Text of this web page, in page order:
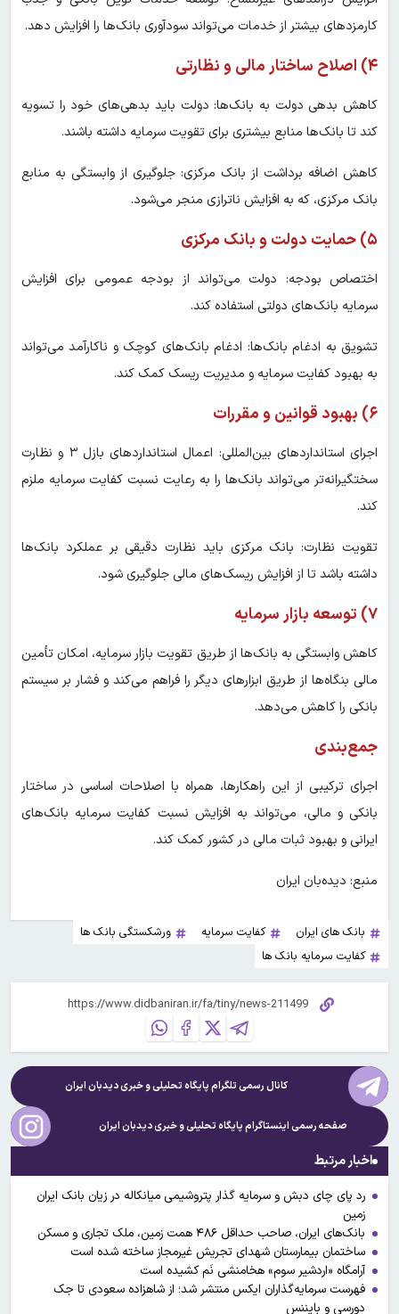
کارمزدهای بیشتر از خدمات می‌تواند سودآوری بانک‌ها را افزایش دهد.
۴) اصلاح ساختار مالی و نظارتی
کاهش بدهی دولت به بانک‌ها: دولت باید بدهی‌های خود را تسویه
کند تا بانک‌ها منابع بیشتری برای تقویت سرمایه داشته باشند.
کاهش اضافه برداشت از بانک مرکزی: جلوگیری از وابستگی به منابع
بانک مرکزی، که به افزایش ناترازی منجر می‌شود.
۵) حمایت دولت و بانک مرکزی
اختصاص بودجه: دولت می‌تواند از بودجه عمومی برای افزایش
سرمایه بانک‌های دولتی استفاده کند.
تشویق به ادغام بانک‌ها: ادغام بانک‌های کوچک و ناکارآمد می‌تواند
به بهبود کفایت سرمایه و مدیریت ریسک کمک کند.
۶) بهبود قوانین و مقررات
اجرای استانداردهای بین‌المللی: اعمال استانداردهای بازل ۳ و نظارت
سختگیرانه‌تر می‌تواند بانک‌ها را به رعایت نسبت کفایت سرمایه ملزم
کند.
تقویت نظارت: بانک مرکزی باید نظارت دقیقی بر عملکرد بانک‌ها
داشته باشد تا از افزایش ریسک‌های مالی جلوگیری شود.
۷) توسعه بازار سرمایه
کاهش وابستگی به بانک‌ها از طریق تقویت بازار سرمایه، امکان تأمین
مالی بنگاه‌ها از طریق ابزارهای دیگر را فراهم می‌کند و فشار بر سیستم
بانکی را کاهش می‌دهد.
جمع‌بندی
اجرای ترکیبی از این راهکارها، همراه با اصلاحات اساسی در ساختار
بانکی و مالی، می‌تواند به افزایش نسبت کفایت سرمایه بانک‌های
ایرانی و بهبود ثبات مالی در کشور کمک کند.
منبع: دیده‌بان ایران
بانک های ایران کفایت سرمایه
ورشکستگی بانک ها
کفایت سرمایه بانک ها
کانال رسمی تلگرام پایگاه تحلیلی و خبریدیدبان ایران
صفحه رسمی اینستاگرام پایگاه تحلیلی و خبریدیدبان ایران
اخبار مرتبط
رد پای چای دبش و سرمایه گذار پتروشیمی میانکاله در زیان بانک ایران
زمین
بانک‌های ایران، صاحب حداقل ۴۸۶ همت زمین، ملک تجاری و مسکن
ساختمان بیمارستان شهدای تجریش غیرمجاز ساخته شده است
آرامگاه «اردشیر سوم» هخامنشی نَم کشیده است
فهرست سرمایه‌گذاران ایکس منتشر شد؛ از شاهزاده سعودی تا جک
دورسی و بایننس